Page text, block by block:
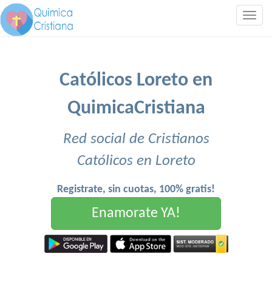
Católicos Loreto en
QuimicaCristiana
Red social de Cristianos
Católicos en Loreto
Registrate, sin cuotas, 100% gratis!
Enamorate YA!